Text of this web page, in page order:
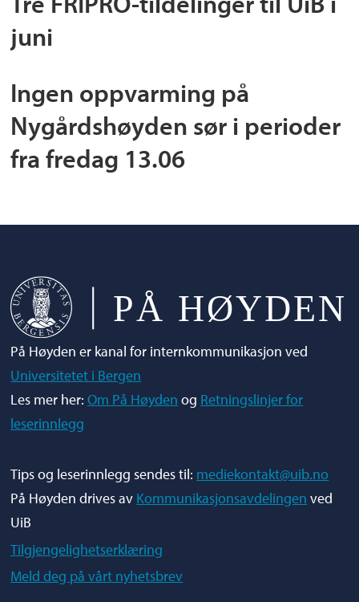
juni
Ingen oppvarming på
Nygårdshøyden sør i perioder
fra fredag 13.06
På Høyden er kanal for internkommunikasjon ved
Universitetet i Bergen
Les mer her:Om På Høyden og Retningslinjer for
leserinnlegg
Tips og leserinnlegg sendes til: mediekontakt@uib.no
På Høyden drives av Kommunikasjonsavdelingen ved
UiB
Tilgjengelighetserklæring
Meld deg på vårt nyhetsbrev